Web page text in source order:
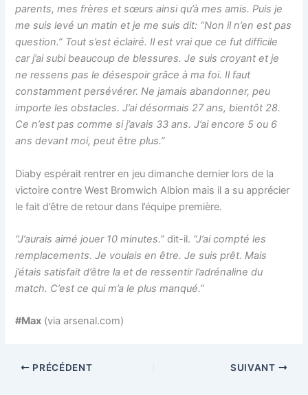
parents, mes frères et sœurs ainsi qu’à mes amis. Puis je
me suis levé un matin et je me suis dit: “Non il n’en est pas
question.” Tout s’est éclairé. Il est vrai que ce fut difficile
car j’ai subi beaucoup de blessures. Je suis croyant et je
ne ressens pas le désespoir grâce à ma foi. Il faut
constamment persévérer. Ne jamais abandonner, peu
importe les obstacles. J’ai désormais 27 ans, bientôt 28.
Ce n’est pas comme si j’avais 33 ans. J’ai encore 5 ou 6
ans devant moi, peut être plus.”
Diaby espérait rentrer en jeu dimanche dernier lors de la
victoire contre West Bromwich Albion mais il a su apprécier
le fait d’être de retour dans l’équipe première.
“J’aurais aimé jouer 10 minutes.” dit-il. “J’ai compté les
remplacements. Je voulais en être. Je suis prêt. Mais
j’étais satisfait d’être la et de ressentir l’adrénaline du
match. C’est ce qui m’a le plus manqué.”
#Max (via arsenal.com)
PRÉCÉDENT SUIVANT